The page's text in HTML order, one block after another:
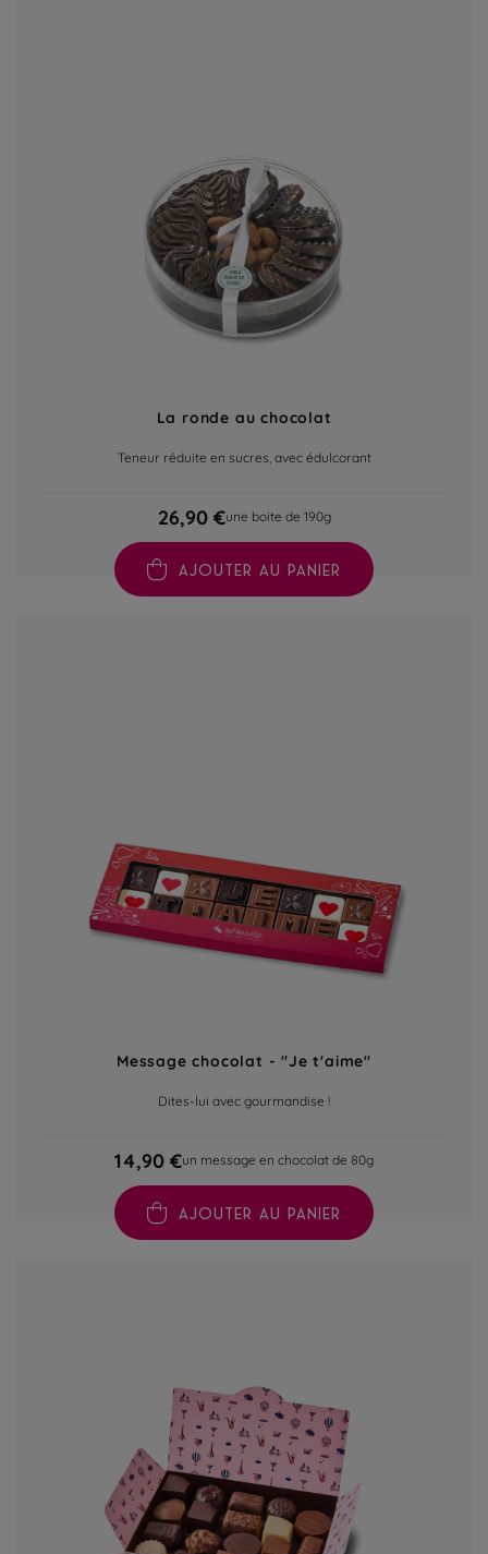
La ronde au chocolat
Teneur réduite en sucres, avec édulcorant
26,90 €une boite de 190g
AJOUTER AU PANIER
Message chocolat - "Je t'aime"
Dites-lui avec gourmandise !
14,90 €un message en chocolat de 80g
AJOUTER AU PANIER